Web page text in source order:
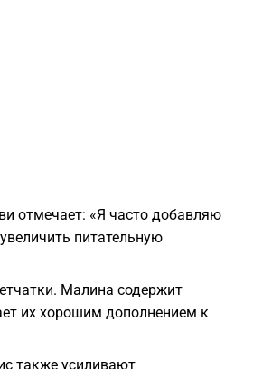
отмечает: «Я часто добавляю
питательную
Малина содержит
их хорошим дополнением к
также усиливают